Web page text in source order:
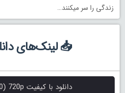
زندگی را سر میکنند…
📥 لینک‌های
دانلود با کیفیت 720p (720 مگابایت )